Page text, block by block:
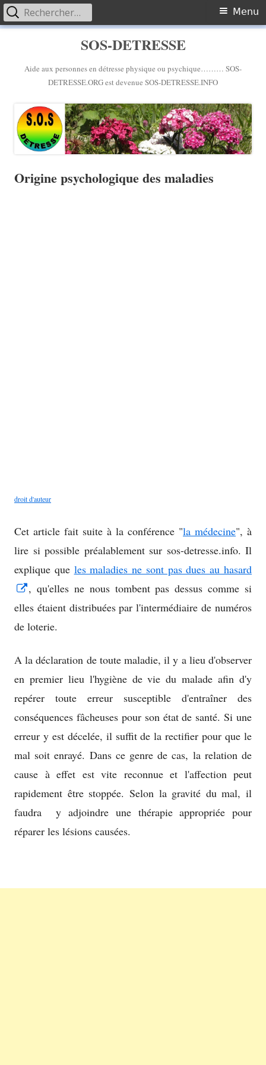
content
SOS-DETRESSE
Aide aux personnes en détresse physique ou psychique……… SOS-
DETRESSE.ORG est devenue SOS-DETRESSE.INFO
Primary
Menu
Rechercher :
Origine psychologique des maladies
droit d'auteur
Cet article fait suite à la conférence "la médecine", à
lire si possible préalablement sur sos-detresse.info. Il
explique que les maladies ne sont pas dues au hasard
Opens
in
a
window
, qu'elles ne nous tombent pas dessus comme si
elles étaient distribuées par l'intermédiaire de numéros
de loterie.
A la déclaration de toute maladie, il y a lieu d'observer
en premier lieu l'hygiène de vie du malade afin d'y
repérer toute erreur susceptible d'entraîner des
conséquences fâcheuses pour son état de santé. Si une
erreur y est décelée, il suffit de la rectifier pour que le
mal soit enrayé. Dans ce genre de cas, la relation de
cause à effet est vite reconnue et l'affection peut
rapidement être stoppée. Selon la gravité du mal, il
faudra y adjoindre une thérapie appropriée pour
réparer les lésions causées.